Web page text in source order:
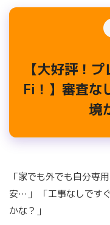
【大好評！
Fi！】審査な
境
「家でも外でも自分専
安…」 「工事なしです
かな？」